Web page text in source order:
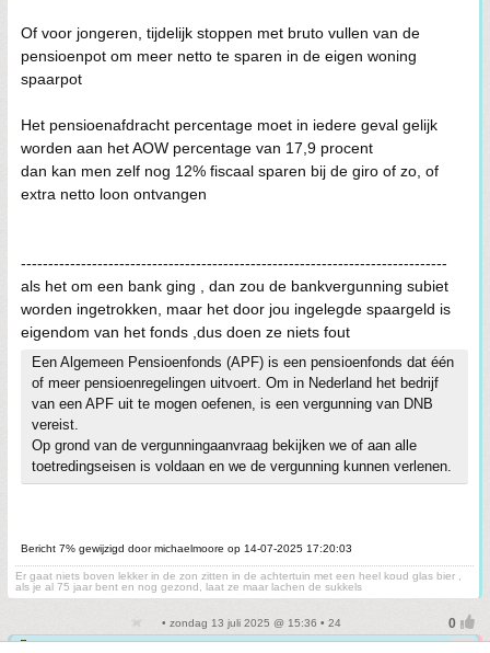
Of voor jongeren, tijdelijk stoppen met bruto vullen van de
pensioenpot om meer netto te sparen in de eigen woning
spaarpot
Het pensioenafdracht percentage moet in iedere geval gelijk
worden aan het AOW percentage van 17,9 procent
dan kan men zelf nog 12% fiscaal sparen bij de giro of zo, of
extra netto loon ontvangen
------------------------------------------------------------------------------
als het om een bank ging , dan zou de bankvergunning subiet
worden ingetrokken, maar het door jou ingelegde spaargeld is
eigendom van het fonds ,dus doen ze niets fout
Een Algemeen Pensioenfonds (APF) is een pensioenfonds dat één
of meer pensioenregelingen uitvoert. Om in Nederland het bedrijf
van een APF uit te mogen oefenen, is een vergunning van DNB
vereist.
Op grond van de vergunningaanvraag bekijken we of aan alle
toetredingseisen is voldaan en we de vergunning kunnen verlenen.
Bericht 7% gewijzigd door michaelmoore op 14-07-2025 17:20:03
Er gaat niets boven lekker in de zon zitten in de achtertuin met een heel koud glas bier ,
als je al 75 jaar bent en nog gezond, laat ze maar lachen de sukkels
• zondag 13 juli 2025 @ 15:36 • 24